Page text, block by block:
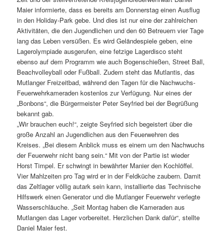
Maier informierte, dass es bereits am Donnerstag einen Ausflug
in den Holiday-Park gebe. Und dies ist nur eine der zahlreichen
Aktivitäten, die den Jugendlichen und den 60 Betreuern vier Tage
lang das Leben versüßen. Es wird Geländespiele geben, eine
Lagerolympiade ausgerufen, eine fetzige Lagerdisco steht
ebenso auf dem Programm wie auch Bogenschießen, Street Ball,
Beachvolleyball oder Fußball. Zudem steht das Mutlantis, das
Mutlanger Freizeitbad, während den Tagen für die Nachwuchs-
Feuerwehrkameraden kostenlos zur Verfügung. Nur eines der
„Bonbons“, die Bürgermeister Peter Seyfried bei der Begrüßung
bekannt gab.
„Wir brauchen euch!“, zeigte Seyfried sich begeistert über die
große Anzahl an Jugendlichen aus den Feuerwehren des
Kreises. „Bei diesem Anblick muss es einem um den Nachwuchs
der Feuerwehr nicht bang sein.“ Mit von der Partie ist wieder
Horst Timpel. Er schwingt in bewährter Manier den Kochlöffel.
Vier Mahlzeiten pro Tag wird er in der Feldküche zaubern. Damit
das Zeltlager völlig autark sein kann, installierte das Technische
Hilfswerk einen Generator und die Mutlanger Feuerwehr verlegte
Wasserschläuche. „Seit Montag haben die Kameraden aus
Mutlangen das Lager vorbereitet. Herzlichen Dank dafür“, stellte
Daniel Maier fest.